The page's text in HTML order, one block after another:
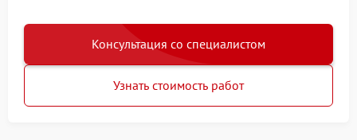
Консультация со специалистом
Узнать стоимость работ